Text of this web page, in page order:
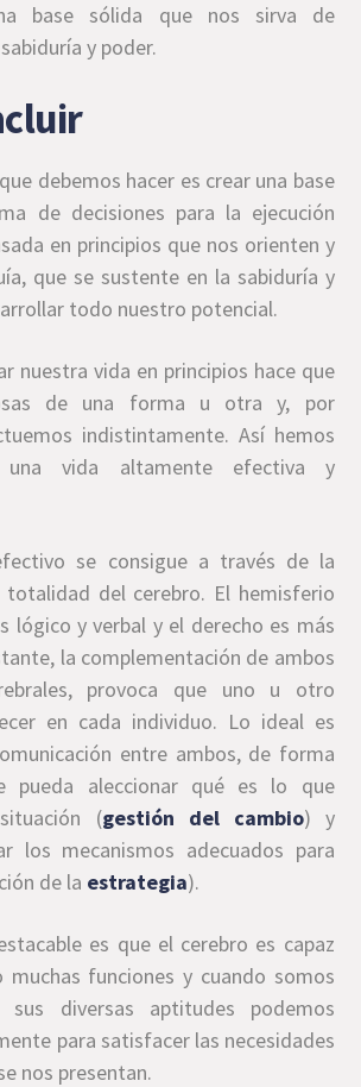
base sólida que nos sirva de
y poder.
debemos hacer es crear una base
de decisiones para la ejecución
en principios que nos orienten y
que se sustente en la sabiduría y
todo nuestro potencial.
nuestra vida en principios hace que
de una forma u otra y, por
indistintamente. Así hemos
una vida altamente efectiva y
se consigue a través de la
del cerebro. El hemisferio
lógico y verbal y el derecho es más
la complementación de ambos
provoca que uno u otro
en cada individuo. Lo ideal es
entre ambos, de forma
pueda aleccionar qué es lo que
(gestión del cambio) y
los mecanismos adecuados para
de la estrategia).
es que el cerebro es capaz
muchas funciones y cuando somos
sus diversas aptitudes podemos
para satisfacer las necesidades
nos presentan.